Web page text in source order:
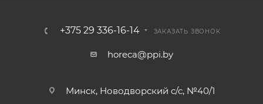
+375 29 336-16-14 ЗАКАЗАТЬ ЗВОНОК
horeca@ppi.by
Минск, Новодворский с/с, №40/1